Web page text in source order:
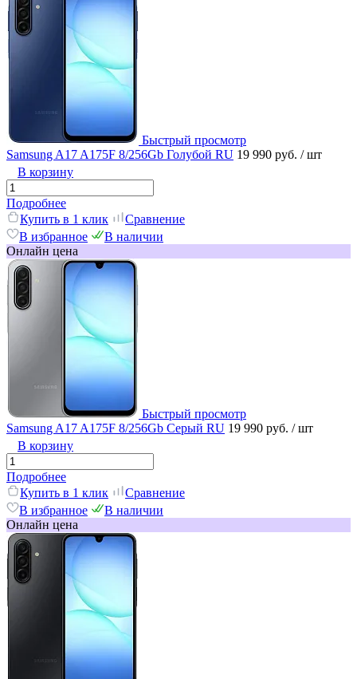
Быстрый просмотр
Samsung A17 A175F 8/256Gb Голубой RU 19 990 руб. / шт
В корзину
Подробнее
Купить в 1 клик
Сравнение
В избранное
В наличии
Онлайн цена
Быстрый просмотр
Samsung A17 A175F 8/256Gb Серый RU 19 990 руб. / шт
В корзину
Подробнее
Купить в 1 клик
Сравнение
В избранное
В наличии
Онлайн цена